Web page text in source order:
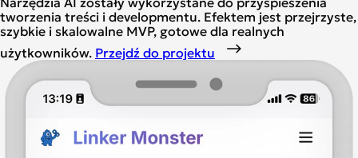
tworzenia treści i developmentu. Efektem jest przejrzyste,
szybkie i skalowalne MVP, gotowe dla realnych
użytkowników. Przejdź do projektu